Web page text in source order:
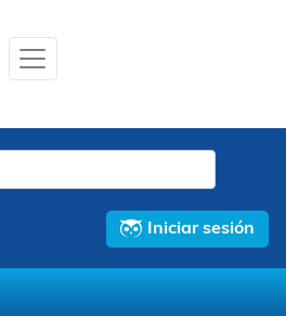
Iniciar sesión